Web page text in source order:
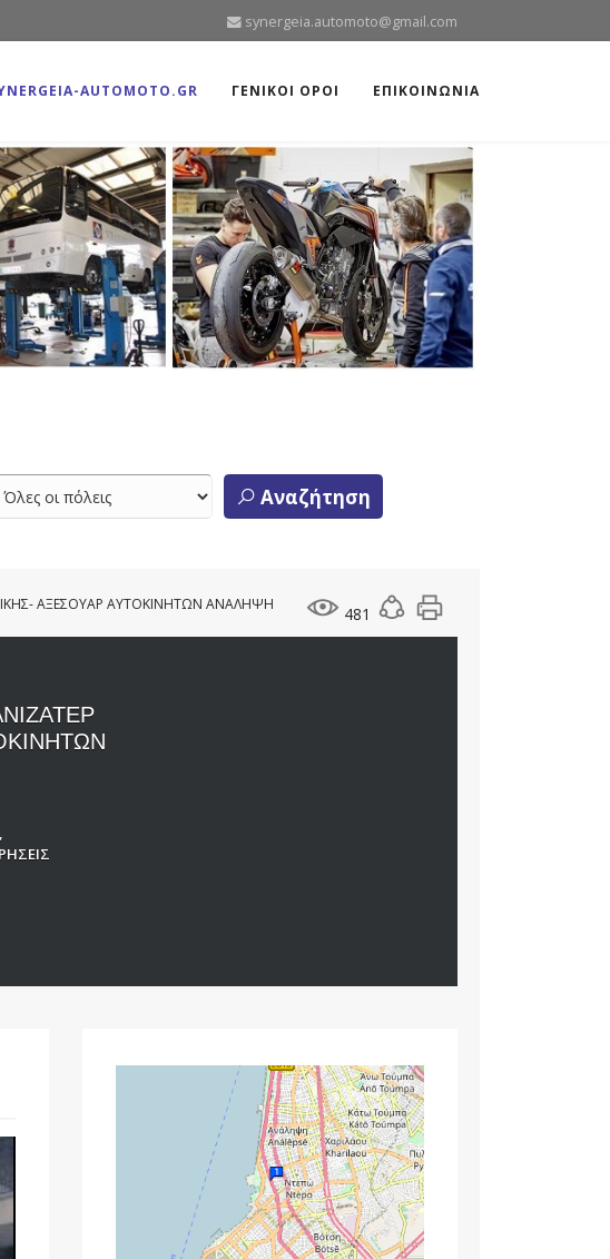
synergeia.automoto@gmail.com
AUTOMOTO.GR ΓΕΝΙΚΟΙ ΟΡΟΙ ΕΠΙΚΟΙΝΩΝΙΑ
Αναζήτηση
481
ΑΞΕΣΟΥΑΡ ΑΥΤΟΚΙΝΗΤΩΝ ΑΝΑΛΗΨΗ